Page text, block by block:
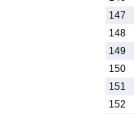
147
148
149
150
151
152